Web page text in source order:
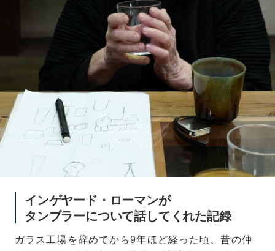
インゲヤード・ローマンが
タンブラーについて話してくれた記録
ガラス工場を辞めてから9年ほど経った頃、昔の仲